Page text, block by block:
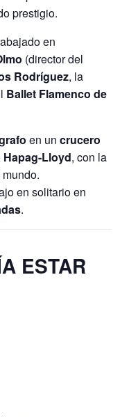
prestigio.
en
(director del
Rodríguez, la
Ballet Flamenco de
en un crucero
Hapag-Lloyd, con la
en solitario en
.
ESTAR